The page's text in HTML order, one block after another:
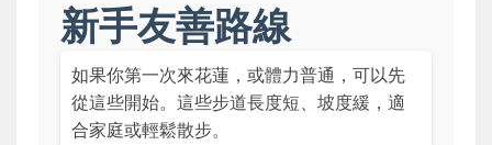
新手友善路線
如果你第一次來花蓮，或體力普通，可以先
從這些開始。這些步道長度短、坡度緩，適
合家庭或輕鬆散步。